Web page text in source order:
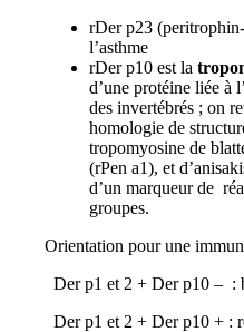
rDer p23
l’asthme
rDer p10 est la
d’une protéine liée à
des invertébrés ; on
homologie de
tropomyosine de
(rPen a1), et
d’un marqueur de
groupes.
Orientation pour une
Der p1 et 2 + Der p10 – :
Der p1 et 2 + Der p10 + :